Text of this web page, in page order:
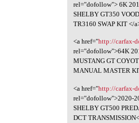
rel="dofollow"> 6K
SHELBY GT350
TR3160 SWAP KIT </
<a href="http://carfax-
rel="dofollow">64K
MUSTANG GT
MANUAL MASTER
<a href="http://carfax-
rel="dofollow">2020-
SHELBY GT500
DCT